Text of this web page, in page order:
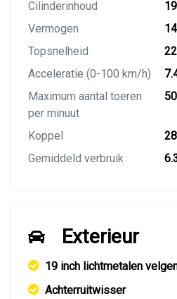
Cilinderinhoud
Vermogen
Topsnelheid
Acceleratie (0-100 km/h)
Maximum aantal toeren
per minuut
Koppel
Gemiddeld verbruik
Exterieur
19 inch lichtmetalen
Achterruitwisser